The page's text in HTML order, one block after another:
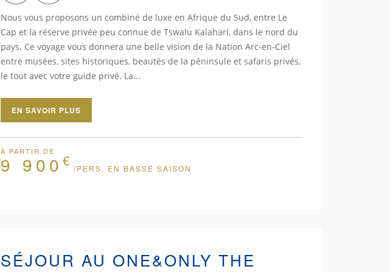
Nous vous proposons un combiné de luxe en Afrique du Sud, entre Le
Cap et la réserve privée peu connue de Tswalu Kalahari, dans le nord du
pays. Ce voyage vous donnera une belle vision de la Nation Arc-en-Ciel
entre musées, sites historiques, beautés de la péninsule et safaris privés,
le tout avec votre guide privé. La...
EN SAVOIR PLUS
À PARTIR DE
9 900 € /PERS. EN BASSE SAISON
SÉJOUR AU ONE&ONLY THE